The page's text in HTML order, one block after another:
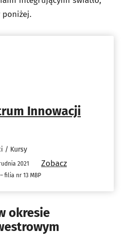
poniżej.
Innowacji
/ Kursy
2021
filia nr 13 MBP
Zobacz
okresie